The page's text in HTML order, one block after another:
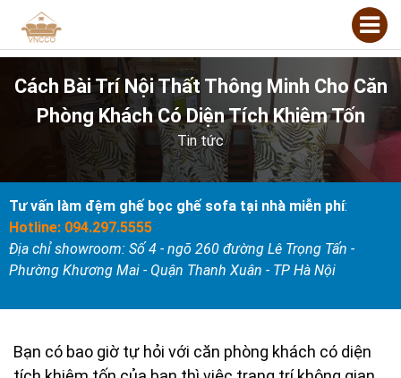
Cách Bài Trí Nội Thất Thông Minh Cho Căn
Phòng Khách Có Diện Tích Khiêm Tốn
Tin tức
Tư vấn làm đệm ghế bọc ghế sofa tại nhà miễn phí:
Hotline: 094.297.5555
Địa chỉ showroom: Số 4 - ngõ 260 đường Lê Trọng Tấn -
Phường Khương Mai - Quận Thanh Xuân - TP Hà Nội
Bạn có bao giờ tự hỏi với căn phòng khách có diện